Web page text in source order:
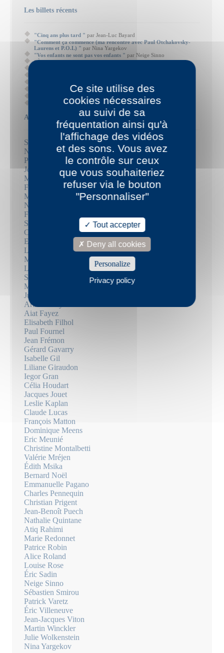
Les billets récents
"Cinq ans plus tard " par Jean-Luc Bayard
"Comment ça commence (ma rencontre avec Paul Otchakovsky-
Laurens et P.O.L) " par Nina Yargekov
"Vos enfants ne sont pas vos enfants " par Neige Sinno
"À la cire froide "par Nathalie Quintane
"La Trahison des images "par Jean Frémon
"Tiens, et si j'écrivais un poème ? "
par François Matton
"Paul Auster et les trois whiskies "par Jean Frémon
Auteurs
Santiago H. Amigorena
Nathalie Azoulai
Pierric Bailly
Jean-Luc Bayard
Mathieu Bermann
Frédérique Berthet
Mika Biermann
Nicolas Bouyssi
Frédéric Boyer
Sébastien Brebel
Christophe Carpentier
Emmanuel Carrère
Louise Chennevière
Marie Darrieussecq
Louise Desbrusses
Suzanne Doppelt
Mary Dorsan
Julie Douard
Arthur Dreyfus
Aiat Fayez
Elisabeth Filhol
Paul Fournel
Jean Frémon
Gérard Gavarry
Isabelle Gil
Liliane Giraudon
Iegor Gran
Célia Houdart
Jacques Jouet
Leslie Kaplan
Claude Lucas
François Matton
Dominique Meens
Eric Meunié
Christine Montalbetti
Valérie Mréjen
Édith Msika
Bernard Noël
Emmanuelle Pagano
Charles Pennequin
Christian Prigent
Jean-Benoît Puech
Nathalie Quintane
Atiq Rahimi
Marie Redonnet
Patrice Robin
Alice Roland
Louise Rose
Éric Sadin
Neige Sinno
Sébastien Smirou
Patrick Varetz
Éric Villeneuve
Jean-Jacques Viton
Martin Winckler
Julie Wolkenstein
Nina Yargekov
Ce site utilise des
cookies nécessaires
au suivi de sa
fréquentation ainsi qu'à
l'affichage des vidéos
et des sons. Vous avez
le contrôle sur ceux
que vous souhaiteriez
refuser via le bouton
"Personnaliser"
Tout accepter
Deny all cookies
Personalize
Privacy policy